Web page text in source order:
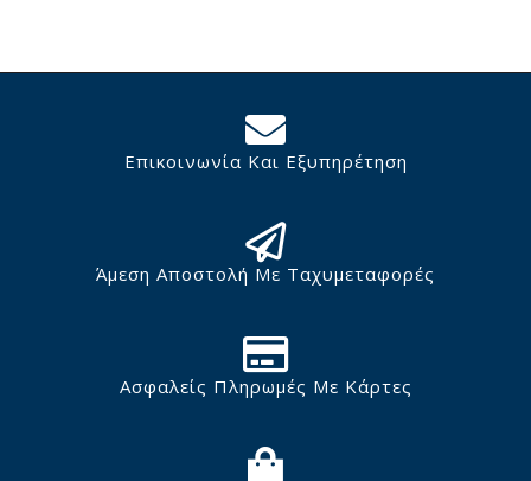
Επικοινωνία Και Εξυπηρέτηση
Άμεση Αποστολή Με Ταχυμεταφορές
Ασφαλείς Πληρωμές Με Κάρτες